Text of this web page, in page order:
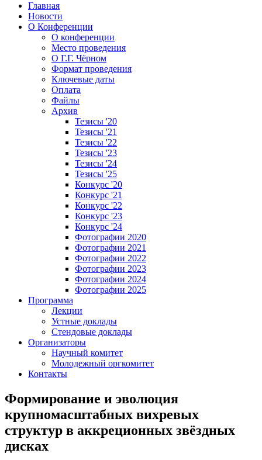
Главная
Новости
О Конференции
О конференции
Место проведения
О Г.Г. Чёрном
Формат проведения
Ключевые даты
Оплата
Файлы
Архив
Тезисы '20
Тезисы '21
Тезисы '22
Тезисы '23
Тезисы '24
Тезисы '25
Конкурс '20
Конкурс '21
Конкурс '22
Конкурс '23
Конкурс '24
Фотографии 2020
Фотографии 2021
Фотографии 2022
Фотографии 2023
Фотографии 2024
Фотографии 2025
Программа
Лекции
Устные доклады
Стендовые доклады
Организаторы
Научный комитет
Молодежный оргкомитет
Контакты
Формирование и эволюция
крупномасштабных вихревых
структур в аккреционных звёздных
дисках